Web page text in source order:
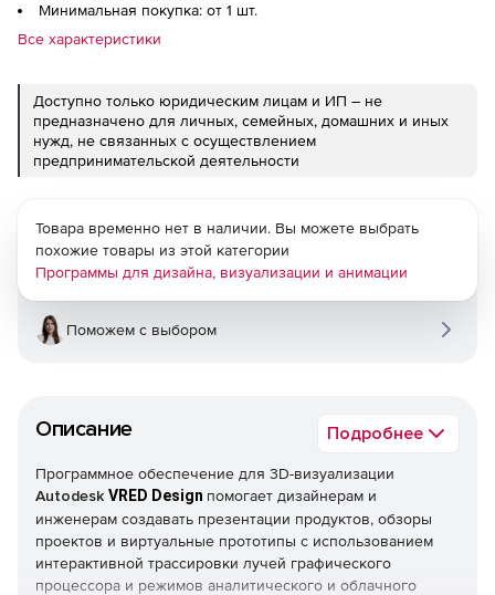
Минимальная покупка: от 1 шт.
Все характеристики
Доступно только юридическим лицам и ИП – не
предназначено для личных, семейных, домашних и иных
нужд, не связанных с осуществлением
предпринимательской деятельности
Описание Подробнее
Программное обеспечение для 3D-визуализации
Autodesk VRED Design помогает дизайнерам и
инженерам создавать презентации продуктов, обзоры
проектов и виртуальные прототипы с использованием
интерактивной трассировки лучей графического
процессора и режимов аналитического и облачного
Товара временно нет в наличии. Вы можете выбрать
похожие товары из этой категории
Программы для дизайна, визуализации и анимации
Поможем с выбором